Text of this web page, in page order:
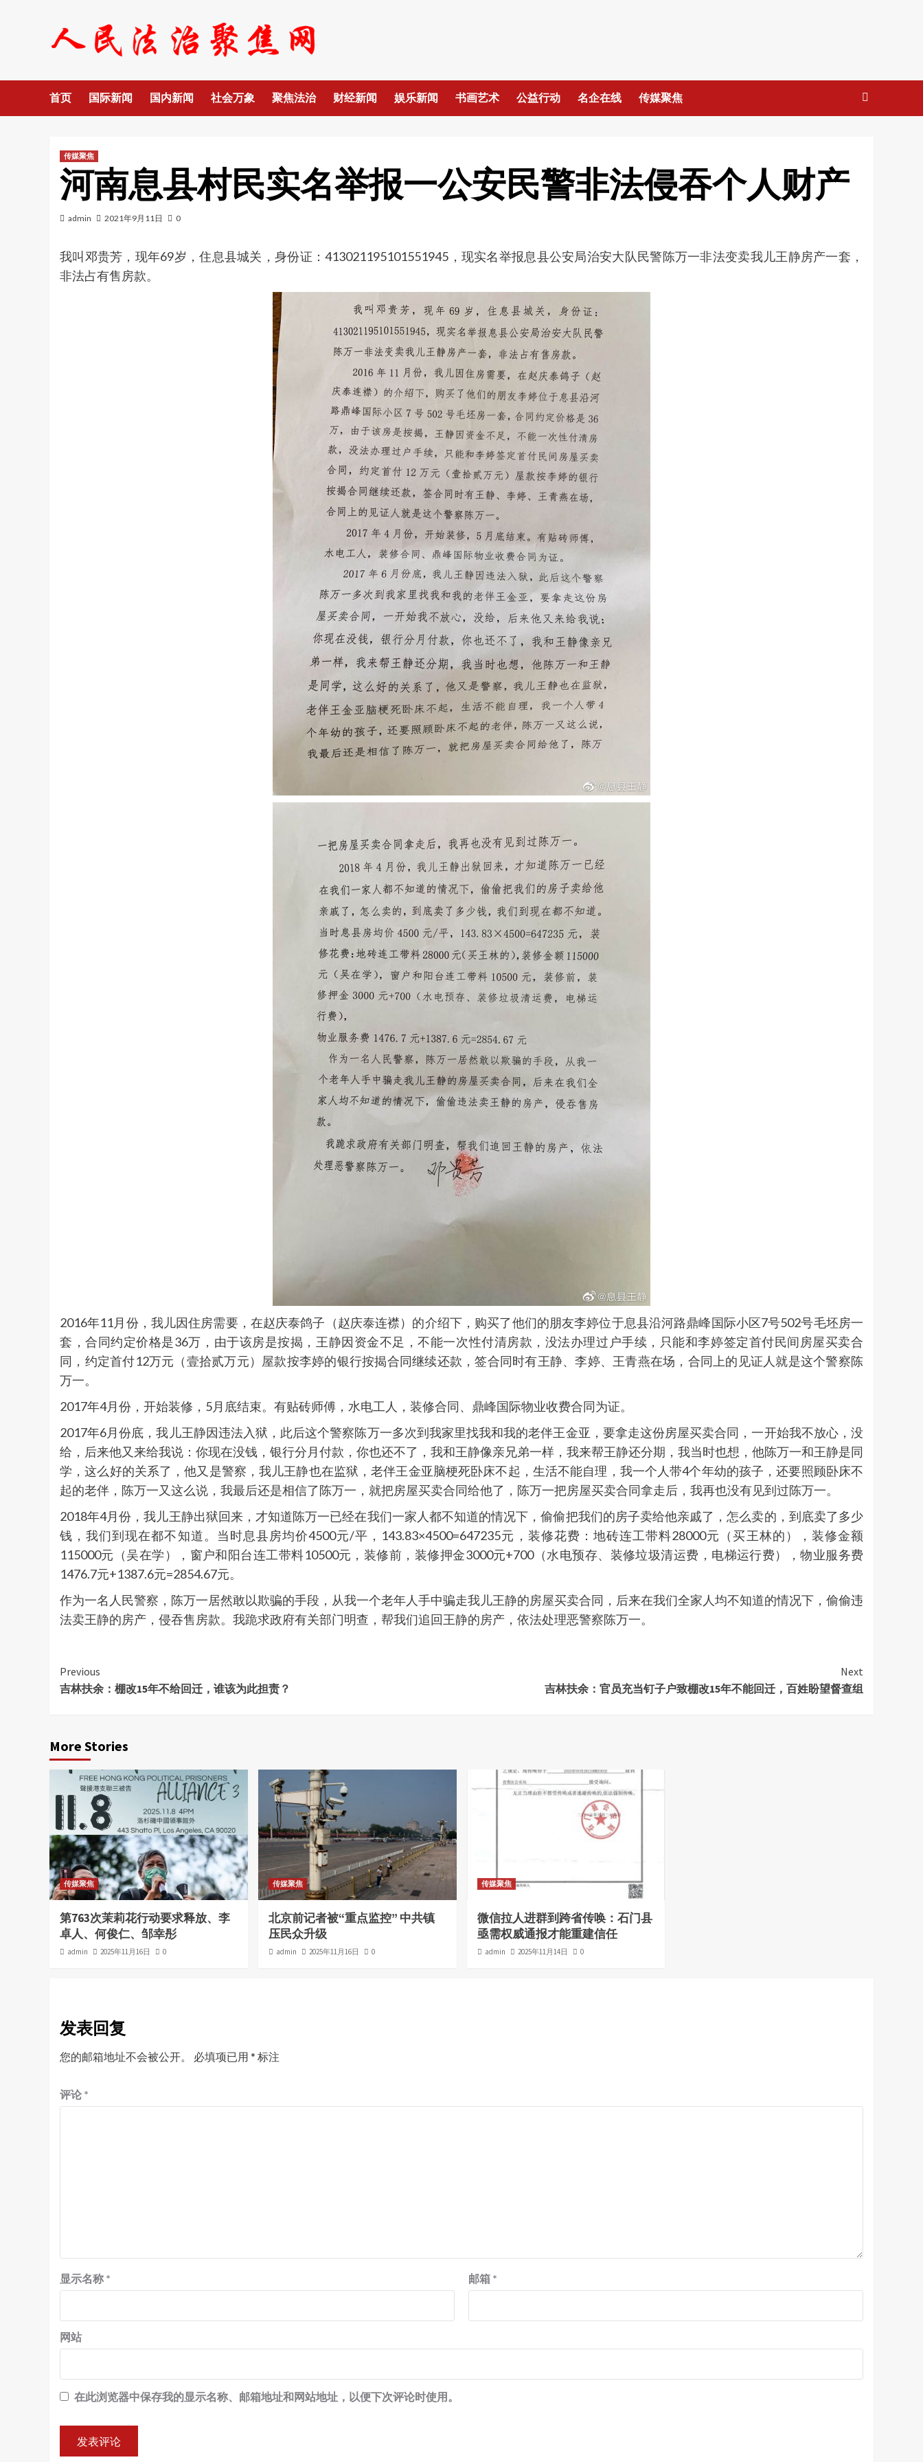
首页 国际新闻 国内新闻 社会万象 聚焦法治 财经新闻 娱乐新闻 书画艺术 公益行动 名企在线 传媒聚焦
传媒聚焦
河南息县村民实名举报一公安民警非法侵吞个人财产
admin 2021年9月11日 0
我叫邓贵芳，现年69岁，住息县城关，身份证：413021195101551945，现实名举报息县公安局治安大队民警陈万一非法变卖我儿王静房产一套，
非法占有售房款。
2016年11月份，我儿因住房需要，在赵庆泰鸽子（赵庆泰连襟）的介绍下，购买了他们的朋友李婷位于息县沿河路鼎峰国际小区7号502号毛坯房一
套，合同约定价格是36万，由于该房是按揭，王静因资金不足，不能一次性付清房款，没法办理过户手续，只能和李婷签定首付民间房屋买卖合
同，约定首付12万元（壹拾贰万元）屋款按李婷的银行按揭合同继续还款，签合同时有王静、李婷、王青燕在场，合同上的见证人就是这个警察陈
万一。
2017年4月份，开始装修，5月底结束。有贴砖师傅，水电工人，装修合同、鼎峰国际物业收费合同为证。
2017年6月份底，我儿王静因违法入狱，此后这个警察陈万一多次到我家里找我和我的老伴王金亚，要拿走这份房屋买卖合同，一开始我不放心，没
给，后来他又来给我说：你现在没钱，银行分月付款，你也还不了，我和王静像亲兄弟一样，我来帮王静还分期，我当时也想，他陈万一和王静是同
学，这么好的关系了，他又是警察，我儿王静也在监狱，老伴王金亚脑梗死卧床不起，生活不能自理，我一个人带4个年幼的孩子，还要照顾卧床不
起的老伴，陈万一又这么说，我最后还是相信了陈万一，就把房屋买卖合同给他了，陈万一把房屋买卖合同拿走后，我再也没有见到过陈万一。
2018年4月份，我儿王静出狱回来，才知道陈万一已经在我们一家人都不知道的情况下，偷偷把我们的房子卖给他亲戚了，怎么卖的，到底卖了多少
钱，我们到现在都不知道。当时息县房均价4500元/平，143.83×4500=647235元，装修花费：地砖连工带料28000元（买王林的），装修金额
115000元（吴在学），窗户和阳台连工带料10500元，装修前，装修押金3000元+700（水电预存、装修垃圾清运费，电梯运行费），物业服务费
1476.7元+1387.6元=2854.67元。
作为一名人民警察，陈万一居然敢以欺骗的手段，从我一个老年人手中骗走我儿王静的房屋买卖合同，后来在我们全家人均不知道的情况下，偷偷违
法卖王静的房产，侵吞售房款。我跪求政府有关部门明查，帮我们追回王静的房产，依法处理恶警察陈万一。​​​​
Continue
Reading
Previous
吉林扶余：棚改15年不给回迁，谁该为此担责？
Next
吉林扶余：官员充当钉子户致棚改15年不能回迁，百姓盼望督查组
More Stories
传媒聚焦
第763次茉莉花行动要求释放、李
卓人、何俊仁、邹幸彤
admin 2025年11月16日 0
传媒聚焦
北京前记者被“重点监控” 中共镇
压民众升级
admin 2025年11月16日 0
传媒聚焦
微信拉人进群到跨省传唤：石门县
亟需权威通报才能重建信任
admin 2025年11月14日 0
发表回复
您的邮箱地址不会被公开。 必填项已用 * 标注
评论 *
显示名称 * 邮箱 *
网站
在此浏览器中保存我的显示名称、邮箱地址和网站地址，以便下次评论时使用。